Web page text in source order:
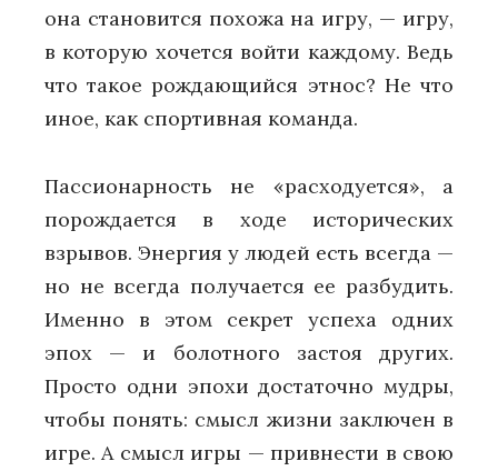
она становится похожа на игру, — игру,
в которую хочется войти каждому. Ведь
что такое рождающийся этнос? Не что
иное, как спортивная команда.
Пассионарность не «расходуется», а
порождается в ходе исторических
взрывов. Энергия у людей есть всегда —
но не всегда получается ее разбудить.
Именно в этом секрет успеха одних
эпох — и болотного застоя других.
Просто одни эпохи достаточно мудры,
чтобы понять: смысл жизни заключен в
игре. А смысл игры — привнести в свою